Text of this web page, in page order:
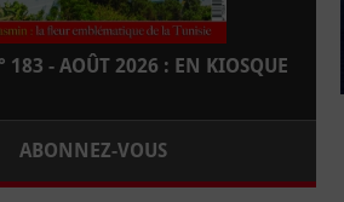
183 - AOÛT 2026 : EN KIOSQUE
ABONNEZ-VOUS